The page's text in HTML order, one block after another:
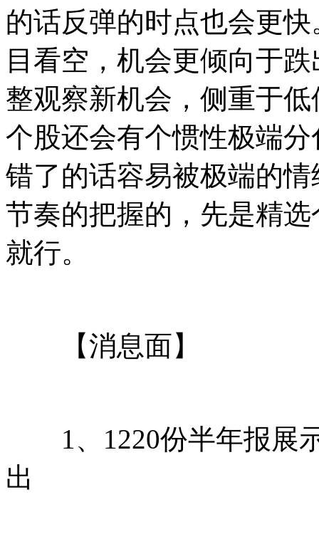
的话反弹的时点也会更
目看空，机会更倾向于
整观察新机会，侧重于
个股还会有个惯性极端
错了的话容易被极端的
节奏的把握的，先是精
就行。
【消息面】
1、1220份半年报展示
出